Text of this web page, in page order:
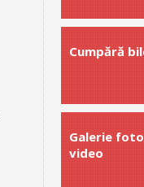
Cumpără
Galerie
video